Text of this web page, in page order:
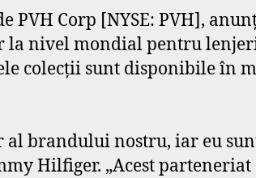
PVH Corp [NYSE: PVH],
la nivel mondial pentru
colecţii sunt disponibile în
al brandului nostru, iar eu
Hilfiger. „Acest